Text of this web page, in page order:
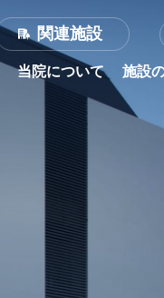
関連施設
当院について 施設